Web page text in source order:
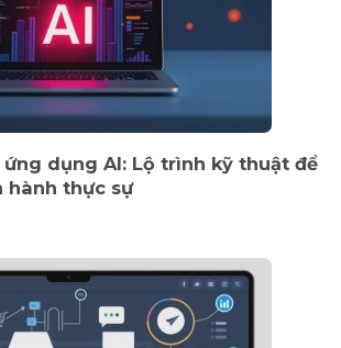
ứng dụng AI: Lộ trình kỹ thuật để
hành thực sự